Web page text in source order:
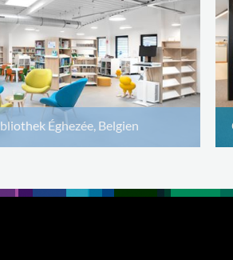
Éghezée, Belgien